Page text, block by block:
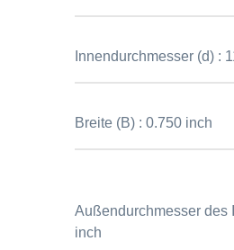
Innendurchmesser (d) :
Breite (B) :0.750 inch
Außendurchmesser des
inch